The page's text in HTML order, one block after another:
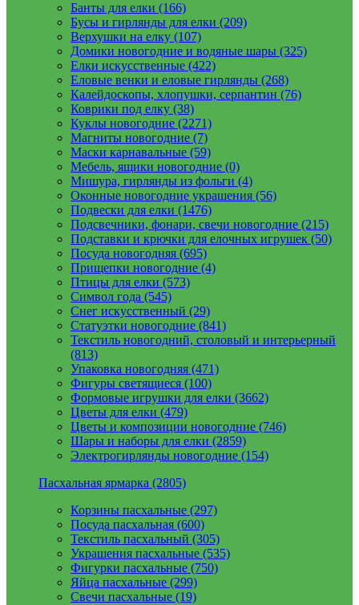
Банты для елки (166)
Бусы и гирлянды для елки (209)
Верхушки на елку (107)
Домики новогодние и водяные шары (325)
Елки искусственные (422)
Еловые венки и еловые гирлянды (268)
Калейдоскопы, хлопушки, серпантин (76)
Коврики под елку (38)
Куклы новогодние (2271)
Магниты новогодние (7)
Маски карнавальные (59)
Мебель, ящики новогодние (0)
Мишура, гирлянды из фольги (4)
Оконные новогодние украшения (56)
Подвески для елки (1476)
Подсвечники, фонари, свечи новогодние (215)
Подставки и крючки для елочных игрушек (50)
Посуда новогодняя (695)
Прищепки новогодние (4)
Птицы для елки (573)
Символ года (545)
Снег искусственный (29)
Статуэтки новогодние (841)
Текстиль новогодний, столовый и интерьерный
(813)
Упаковка новогодняя (471)
Фигуры светящиеся (100)
Формовые игрушки для елки (3662)
Цветы для елки (479)
Цветы и композиции новогодние (746)
Шары и наборы для елки (2859)
Электрогирлянды новогодние (154)
Пасхальная ярмарка (2805)
Корзины пасхальные (297)
Посуда пасхальная (600)
Текстиль пасхальный (305)
Украшения пасхальные (535)
Фигурки пасхальные (750)
Яйца пасхальные (299)
Свечи пасхальные (19)